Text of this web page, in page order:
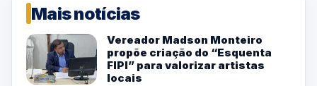
Mais notícias
Vereador Madson Monteiro
propõe criação do “Esquenta
FIPI” para valorizar artistas
locais